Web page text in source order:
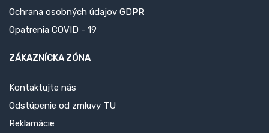
Ochrana osobných údajov GDPR
Opatrenia COVID - 19
ZÁKAZNÍCKA ZÓNA
Kontaktujte nás
Odstúpenie od zmluvy TU
Reklamácie